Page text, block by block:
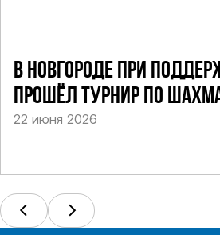
В НОВГОРОДЕ ПРИ
ПРОШЁЛ ТУРНИР ПО
СИЛОВИКОВ
22 июня 2026